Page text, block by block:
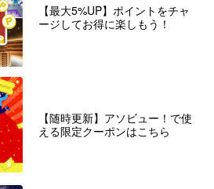
【最大5%UP】ポイントをチャ
ージしてお得に楽しもう！
【随時更新】アソビュー！で使
える限定クーポンはこちら